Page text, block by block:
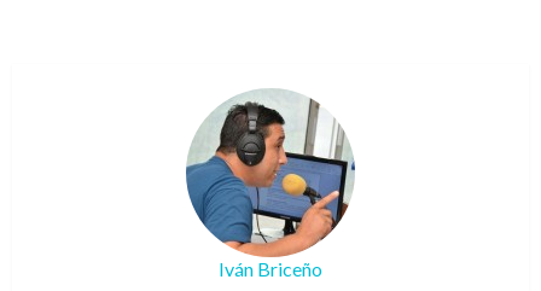
Iván Briceño